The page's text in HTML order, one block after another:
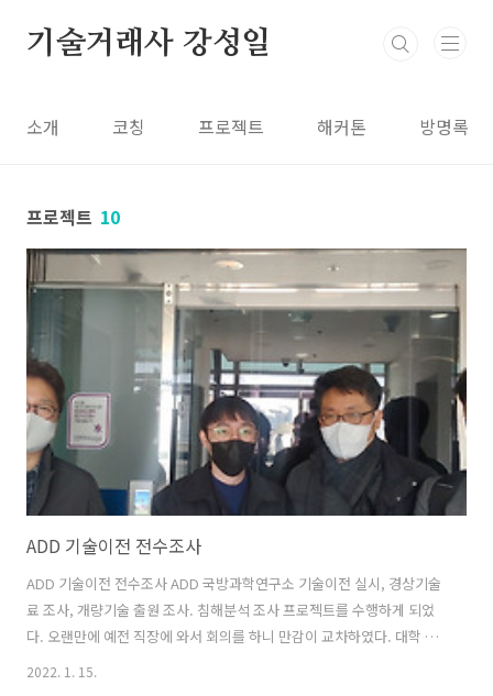
기술거래사 강성일
소개 코칭 프로젝트 해커톤 방명록
프로젝트 10
ADD 기술이전 전수조사
ADD 기술이전 전수조사 ADD 국방과학연구소 기술이전 실시, 경상기술
료 조사, 개량기술 출원 조사. 침해분석 조사 프로젝트를 수행하게 되었
다. 오랜만에 예전 직장에 와서 회의를 하니 만감이 교차하였다. 대학 때
좋아서 시작했던 대학생 벤처 창업은 날 기술거래사로 성장하게 하였다.
2022. 1. 15.